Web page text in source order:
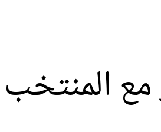
المنتخب